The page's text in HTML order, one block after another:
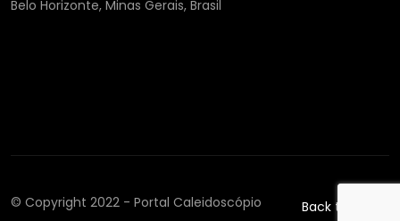
Belo Horizonte, Minas Gerais, Brasil
© Copyright 2022 - Portal Caleidoscópio Back to top